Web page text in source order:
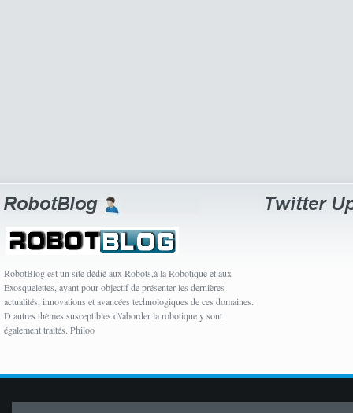
RobotBlog est un site dédié aux Robots,à la Robotique et aux
Exosquelettes, ayant pour objectif de présenter les dernières
actualités, innovations et avancées technologiques de ces domaines.
D autres thèmes susceptibles d\'aborder la robotique y sont
également traités. Philoo